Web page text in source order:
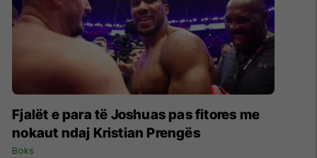
Fjalët e para të Joshuas pas fitores me
nokaut ndaj Kristian Prengës
Boks